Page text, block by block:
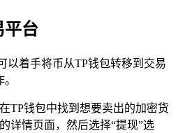
平台
以着手将币从TP钱包转移到交易
TP钱包中找到想要卖出的加密货
详情页面，然后选择“提现”选